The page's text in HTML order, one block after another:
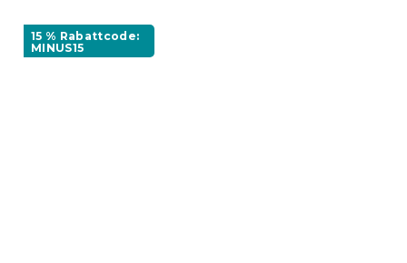
15 % Rabattcode:
MINUS15